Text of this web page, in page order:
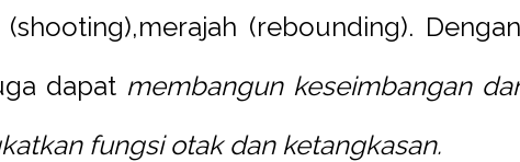
(rebounding).
dapat membangun keseimbangan
fungsi otak dan ketangkasan.